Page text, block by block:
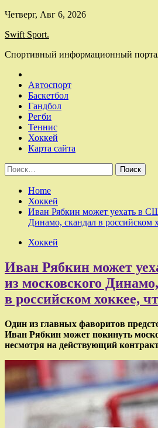
Skip
content
Четверг, Авг 6, 2026
Swift Sport.
Спортивный информационный
Автоспорт
Баскетбол
Гандбол
Регби
Теннис
Хоккей
Карта сайта
Найти:
Home
Хоккей
Иван Рябкин может уехать в
Динамо, скандал в российском
Хоккей
Иван Рябкин может
из московского
в российском хоккее,
Один из главных фаворитов
Иван Рябкин может покинуть
несмотря на действующий